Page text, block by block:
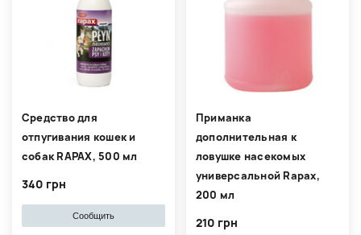
Средство для
отпугивания кошек и
собак RAPAX, 500 мл
340 грн
Сообщить
Приманка
дополнительная к
ловушке насекомых
универсальной Rapax,
200 мл
210 грн